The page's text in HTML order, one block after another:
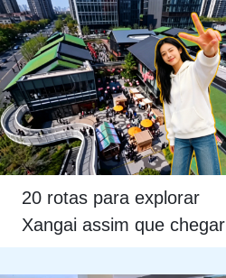
20 rotas para explorar
Xangai assim que chegar